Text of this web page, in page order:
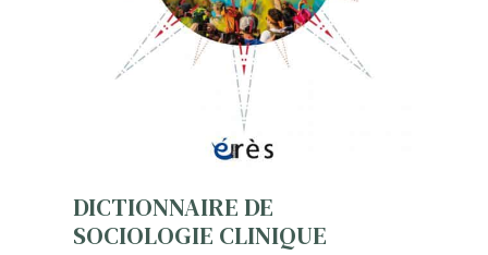
DICTIONNAIRE DE
SOCIOLOGIE CLINIQUE